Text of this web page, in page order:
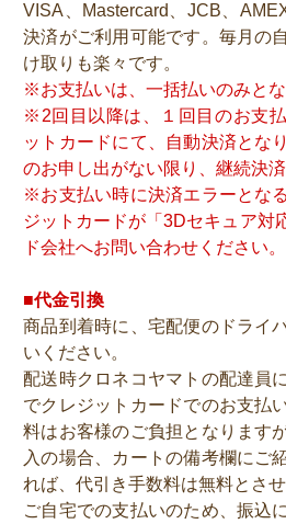
VISA、Mastercard、JCB、
決済がご利用可能です。毎月の
け取りも楽々です。
※お支払いは、一括払いのみとな
※2回目以降は、１回目のお支
ットカードにて、自動決済とな
のお申し出がない限り、継続決済
※お支払い時に決済エラーとな
ジットカードが「3Dセキュア対
ド会社へお問い合わせください。
■代金引換
商品到着時に、宅配便のドライ
いください。
配送時クロネコヤマトの配達員
でクレジットカードでのお支払
料はお客様のご負担となります
入の場合、カートの備考欄にご
れば、代引き手数料は無料とさ
ご自宅での支払いのため、振込